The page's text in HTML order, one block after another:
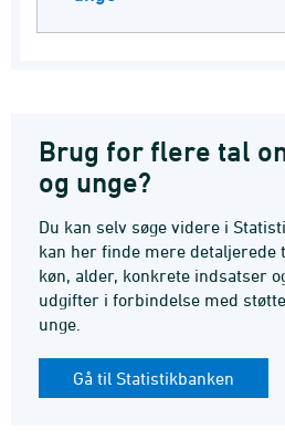
Brug for flere tal
og unge?
Du kan selv søge videre i
kan her finde mere detaljerede
køn, alder, konkrete indsatser
udgifter i forbindelse med
unge.
Gå til Statistikbanken